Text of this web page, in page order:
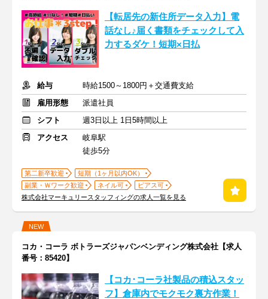
【転居先の新住所データ入力】電
話なし♪届く書類をチェックして入
力するダケ！短期×日払
給与
時給1500～1800円＋交通費支給
雇用形態
派遣社員
シフト
週3日以上 1日5時間以上
アクセス
岐阜駅
徒歩5分
第二新卒歓迎
短期（1ヶ月以内OK）
副業・Ｗワーク歓迎
ネイル可
ピアス可
株式会社マーキュリースタッフィングの求人一覧を見る
NEW
コカ・コーラ ボトラーズジャパンベンディング株式会社【求人
番号：85420】
【コカ･コーラ社製品の積込スタッ
フ】倉庫内でモクモク裏方作業！